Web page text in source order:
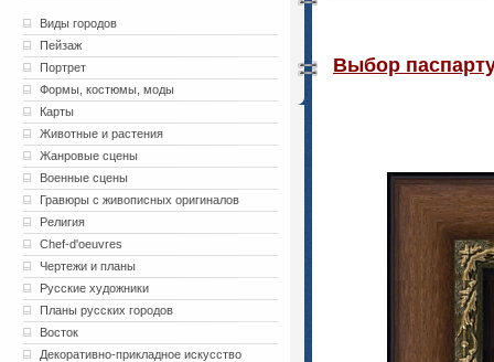
Виды городов
Пейзаж
Портрет
Формы, костюмы, моды
Карты
Животные и растения
Жанровые сцены
Военные сцены
Гравюры с живописных оригиналов
Религия
Chef-d'oeuvres
Чертежи и планы
Русские художники
Планы русских городов
Восток
Декоративно-прикладное искусство
Выбор